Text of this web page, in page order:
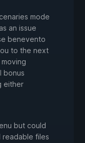
mode
an issue
benevento
to the next
bonus
either
but could
readable files